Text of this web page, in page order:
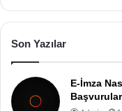
Son Yazılar
E-İmza